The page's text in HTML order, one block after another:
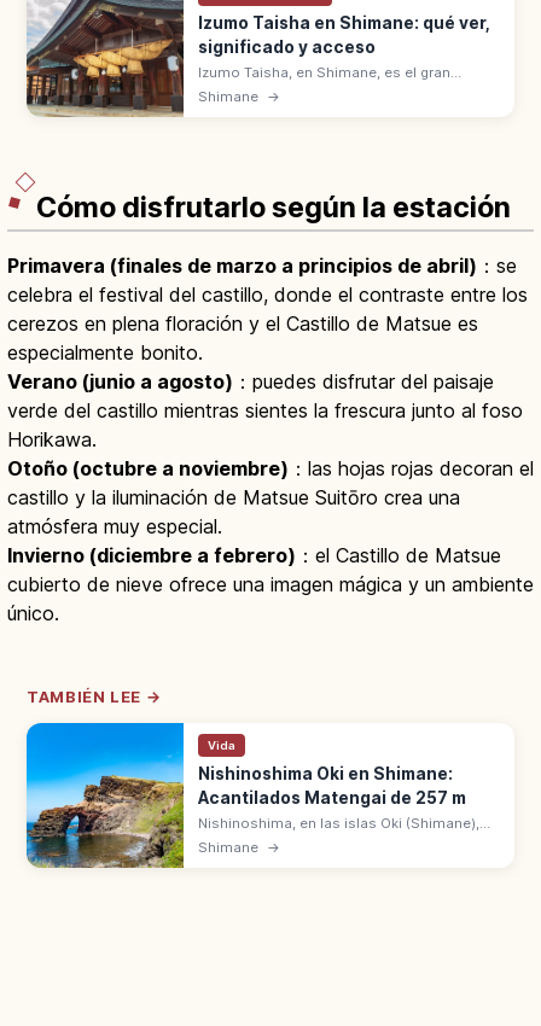
Izumo Taisha en Shimane: qué ver,
significado y acceso
Izumo Taisha, en Shimane, es el gran
santuario de Okuninushi-no-Okami, dios de
Shimane →
Cómo disfrutarlo según la estación
Primavera (finales de marzo a principios de abril) ：se
celebra el festival del castillo, donde el contraste entre los
cerezos en plena floración y el Castillo de Matsue es
especialmente bonito.
Verano (junio a agosto) ：puedes disfrutar del paisaje
verde del castillo mientras sientes la frescura junto al foso
Horikawa.
Otoño (octubre a noviembre) ：las hojas rojas decoran el
castillo y la iluminación de Matsue Suitōro crea una
atmósfera muy especial.
Invierno (diciembre a febrero) ：el Castillo de Matsue
cubierto de nieve ofrece una imagen mágica y un ambiente
único.
TAMBIÉN LEE →
Vida
Nishinoshima Oki en Shimane:
Acantilados Matengai de 257 m
Nishinoshima, en las islas Oki (Shimane),
tiene el acantilado Matengai de 257 m.
Shimane →